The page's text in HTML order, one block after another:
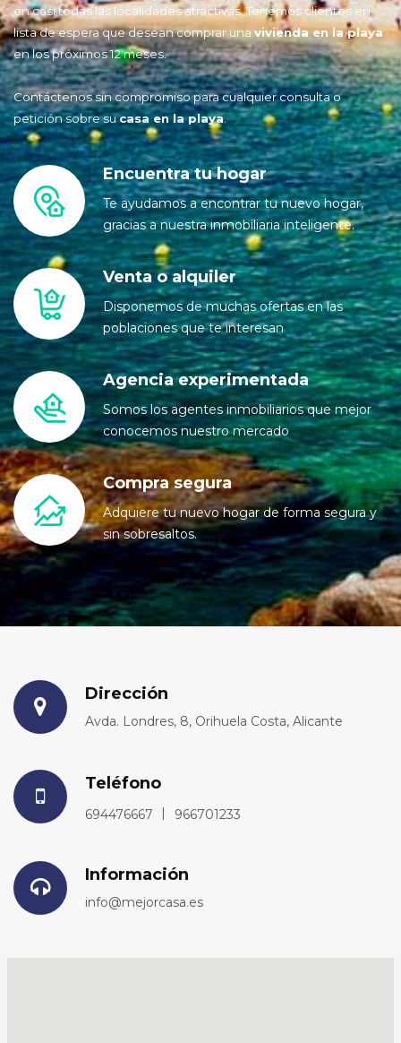
en casi todas las localidades atractivas. Tenemos clientes en
lista de espera que desean comprar unavivienda en la playa
en los próximos 12 meses.
Contáctenos sin compromiso para cualquier consulta o
petición sobre sucasa en la playa.
Encuentra tu hogar
Te ayudamos a encontrar tu nuevo hogar,
gracias a nuestra inmobiliaria inteligente.
Venta o alquiler
Disponemos de muchas ofertas en las
poblaciones que te interesan
Agencia experimentada
Somos los agentes inmobiliarios que mejor
conocemos nuestro mercado
Compra segura
Adquiere tu nuevo hogar de forma segura y
sin sobresaltos.
Dirección
Avda. Londres, 8, Orihuela Costa, Alicante
Teléfono
694476667 966701233
Información
info@mejorcasa.es